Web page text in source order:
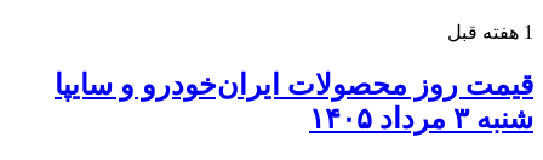
1 هفته قبل
قیمت روز محصولات ایران‌خودرو و سایپا
شنبه ۳ مرداد ۱۴۰۵